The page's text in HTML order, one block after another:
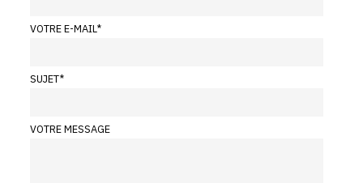
VOTRE E-MAIL*
SUJET*
VOTRE MESSAGE